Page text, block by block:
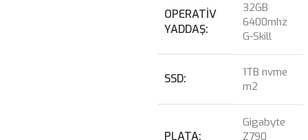
OPERATIV
YADDAŞ
32GB
6400mhz
G-Skill
SSD
1TB nvme
m2
PLATA
Gigabyte
Z790